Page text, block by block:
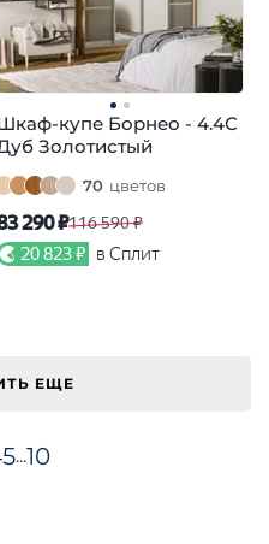
купе Борнео - 4.4С
Золотистый
70 цветов
290 ₽116 590 ₽
20 823 ₽ в Сплит
ЕЩЕ
5...10